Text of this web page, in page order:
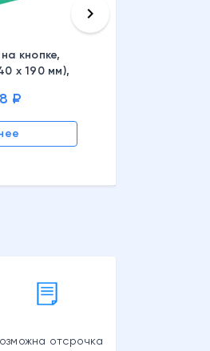
кнопке,
х 190 мм),
224025
₽
keyboard_arrow_right
отсрочка